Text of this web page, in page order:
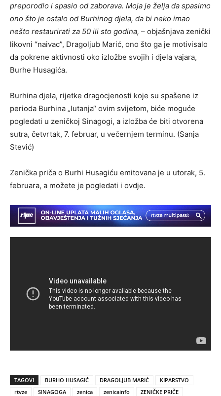
preporodio i spasio od zaborava. Moja je želja da spasimo
ono što je ostalo od Burhinog djela, da bi neko imao
nešto restaurirati za 50 ili sto godina, – objašnjava zenički
likovni “naivac”, Dragoljub Marić, ono što ga je motivisalo
da pokrene aktivnosti oko izložbe svojih i djela vajara,
Burhe Husagića.
Burhina djela, rijetke dragocjenosti koje su spašene iz
perioda Burhina „lutanja“ ovim svijetom, biće moguće
pogledati u zeničkoj Sinagogi, a izložba će biti otvorena
sutra, četvrtak, 7. februar, u večernjem terminu. (Sanja
Stević)
Zenička priča o Burhi Husagiću emitovana je u utorak, 5.
februara, a možete je pogledati i ovdje.
TAGOVI BURHO HUSAGIČ DRAGOLJUB MARIĆ
KIPARSTVO
rtvze
SINAGOGA zenica zenicainfo ZENIČKE PRIČE